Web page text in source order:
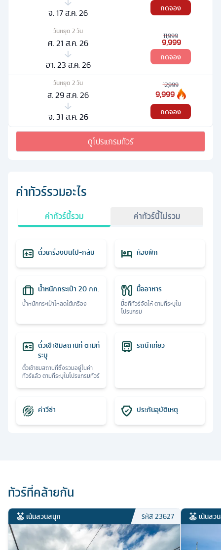
จ. 17 ส.ค. 26
กดจอง
วันหยุด 2วัน
ศ. 21 ส.ค. 26
อา. 23 ส.ค. 26
11,999
9,999
กดจอง
วันหยุด 2วัน
ส. 29 ส.ค. 26
จ. 31 ส.ค. 26
12,999
9,999
กดจอง
ดูโปรแกรมทัวร์
ค่าทัวร์รวมอะไร
ค่าทัวร์นี้รวม ค่าทัวร์นี้ไม่รวม
ตั๋วเครื่องบินไป-กลับ ห้องพัก
น้ำหนักกระเป๋า 20 กก.
น้ำหนักกระเป๋าโหลดใต้เครื่อง
มื้ออาหาร
มื้อที่ทัวร์จัดให้ ตามที่ระบุใน
โปรแกรม
ตั๋วเข้าชมสถานที่ ตามที่
ระบุ
ตั๋วเข้าชมสถานที่ซึ่งรวมอยู่ในค่า
ทัวร์แล้ว ตามที่ระบุในโปรแกรมทัวร์
รถนำเที่ยว
ค่าวีซ่า ประกันอุบัติเหตุ
ทัวร์ที่คล้ายกัน
เน้นสวนสนุก รหัส23627 เน้นสว